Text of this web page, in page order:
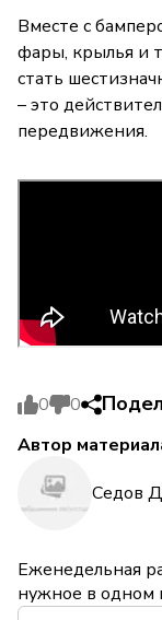
Вместе с
фары, крылья и
стать
– это
передвижения.
0 0
Автор
Седов
Еженедельная
нужное в одном